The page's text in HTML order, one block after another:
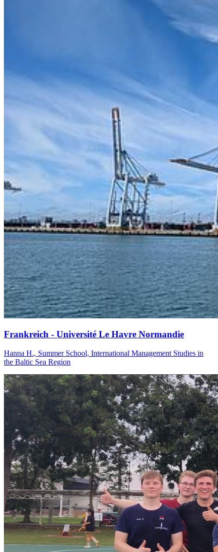
Frank­reich - Uni­ver­sité Le Havre Nor­man­die
Hanna H., Summer School, International Management Studies in
the Baltic Sea Region